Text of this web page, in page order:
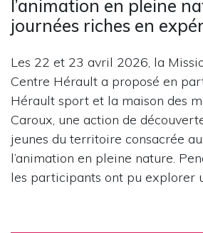
l’animation en pleine
journées riches en
Les 22 et 23 avril 2026, la
Centre Hérault a proposé en
Hérault sport et la maison des
Caroux, une action de
jeunes du territoire consacrée
l’animation en pleine nature.
les participants ont pu explorer